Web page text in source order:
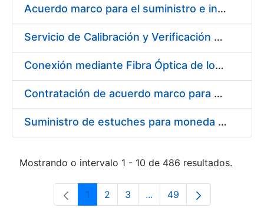
Acuerdo marco para el suministro e instalación de persianas, estores y otros complementos
Servicio de Calibración y Verificación Externa de los Equipos de Medición del Servicio de Prevención de la FNMT-RCM
Conexión mediante Fibra Óptica de los Centros de Proceso de Datos (CPDs) de las sedes de la FNMT-RCM de Burgos y Madrid
Contratación de acuerdo marco para el Suministro de Material de Electricidad para la Fábrica Nacional de Moneda y Timbre-Real Casa de la Moneda en su centro de trabajo de Burgos
Suministro de estuches para moneda de 30 €
Mostrando o intervalo 1 - 10 de 486 resultados.
Páxina
1 Páxina
2 Páxina
3 ...Páxinas intermedias Use
Páxina
49